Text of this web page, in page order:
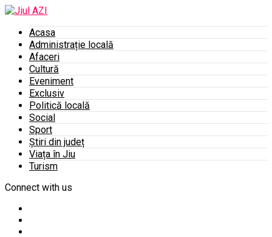
Acasa
Administrație locală
Afaceri
Cultură
Eveniment
Exclusiv
Politică locală
Social
Sport
Știri din județ
Viața în Jiu
Turism
Connect with us